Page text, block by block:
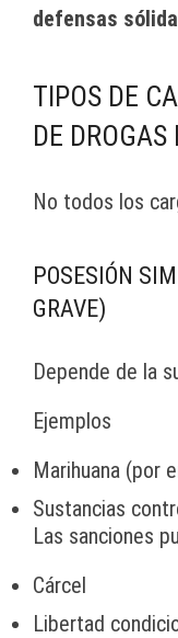
defensas
TIPOS DE
DE DROGAS
No todos los
POSESIÓN
GRAVE)
Depende de la
Ejemplos
Marihuana (por
Sustancias
Las sanciones
Cárcel
Libertad